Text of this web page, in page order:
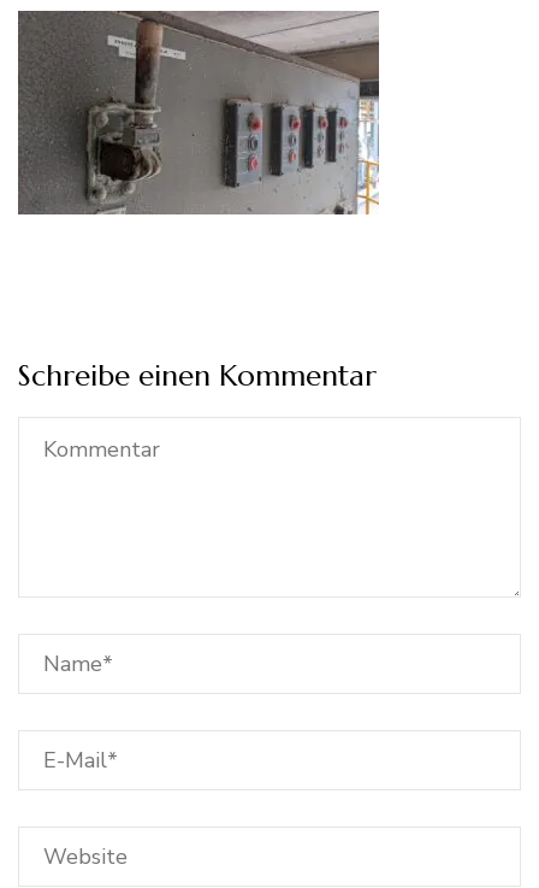
Schreibe einen Kommentar